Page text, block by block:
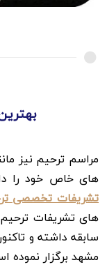
مراسم ترحیم نیز
های خاص خود را
تشریفات تخصصی
مشهد برگزار نموده